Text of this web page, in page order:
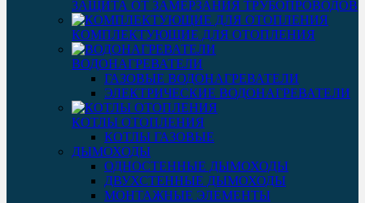
ЗАЩИТА ОТ ЗАМЕРЗАНИЯ ТРУБОПРОВОДОВ
КОМПЛЕКТУЮЩИЕ ДЛЯ ОТОПЛЕНИЯ
ВОДОНАГРЕВАТЕЛИ
ГАЗОВЫЕ ВОДОНАГРЕВАТЕЛИ
ЭЛЕКТРИЧЕСКИЕ ВОДОНАГРЕВАТЕЛИ
КОТЛЫ ОТОПЛЕНИЯ
КОТЛЫ ГАЗОВЫЕ
ДЫМОХОДЫ
ОДНОСТЕННЫЕ ДЫМОХОДЫ
ДВУХСТЕННЫЕ ДЫМОХОДЫ
МОНТАЖНЫЕ ЭЛЕМЕНТЫ